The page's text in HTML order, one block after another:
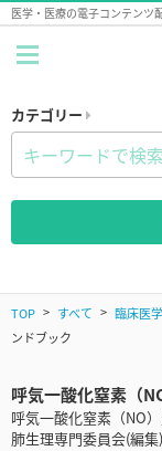
医学・医療の電子コンテンツ
カテゴリー
TOP すべて 臨床医
ンドブック
呼気一酸化窒素（
呼気一酸化窒素（NO
肺生理専門委員会(編集)